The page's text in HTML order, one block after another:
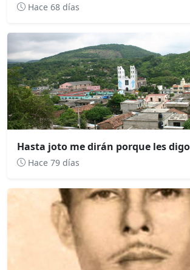
Hace 68 días
Hasta joto me dirán porque les
Hace 79 días